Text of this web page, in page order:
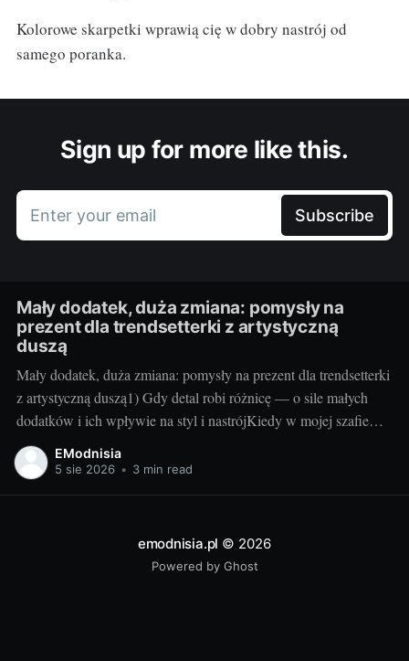
Kolorowe skarpetki wprawią cię w dobry nastrój od
samego poranka.
Sign up for more like this.
Enter your email Subscribe
Mały dodatek, duża zmiana: pomysły na
prezent dla trendsetterki z artystyczną
duszą
Mały dodatek, duża zmiana: pomysły na prezent dla trendsetterki
z artystyczną duszą1) Gdy detal robi różnicę — o sile małych
dodatków i ich wpływie na styl i nastrójKiedy w mojej szafie
robię małe rewolucje, najczęściej zaczynam od detali. Jeden
nasycony kolor przy kostkach, intrygująca faktura na nodze czy
EModnisia
5 sie 2026 • 3 min read
emodnisia.pl © 2026
Powered by Ghost